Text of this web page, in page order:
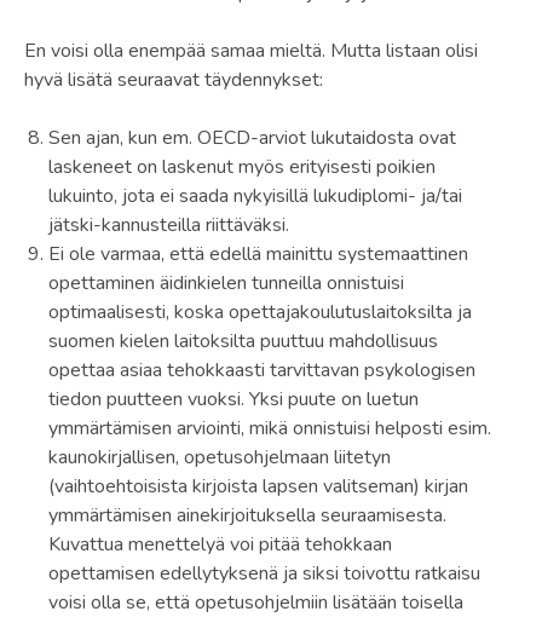
En voisi olla enempää samaa mieltä. Mutta listaan olisi
hyvä lisätä seuraavat täydennykset:
Sen ajan, kun em. OECD-arviot lukutaidosta ovat
laskeneet on laskenut myös erityisesti poikien
lukuinto, jota ei saada nykyisillä lukudiplomi- ja/tai
jätski-kannusteilla riittäväksi.
Ei ole varmaa, että edellä mainittu systemaattinen
opettaminen äidinkielen tunneilla onnistuisi
optimaalisesti, koska opettajakoulutuslaitoksilta ja
suomen kielen laitoksilta puuttuu mahdollisuus
opettaa asiaa tehokkaasti tarvittavan psykologisen
tiedon puutteen vuoksi. Yksi puute on luetun
ymmärtämisen arviointi, mikä onnistuisi helposti esim.
kaunokirjallisen, opetusohjelmaan liitetyn
(vaihtoehtoisista kirjoista lapsen valitseman) kirjan
ymmärtämisen ainekirjoituksella seuraamisesta.
Kuvattua menettelyä voi pitää tehokkaan
opettamisen edellytyksenä ja siksi toivottu ratkaisu
voisi olla se, että opetusohjelmiin lisätään toisella